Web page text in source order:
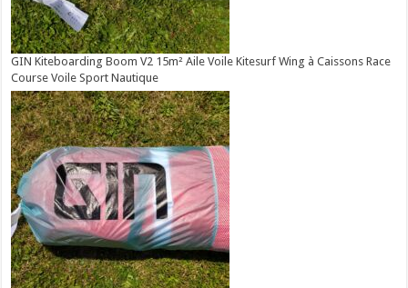
GIN Kiteboarding Boom V2 15m² Aile Voile Kitesurf Wing à Caissons Race
Course Voile Sport Nautique